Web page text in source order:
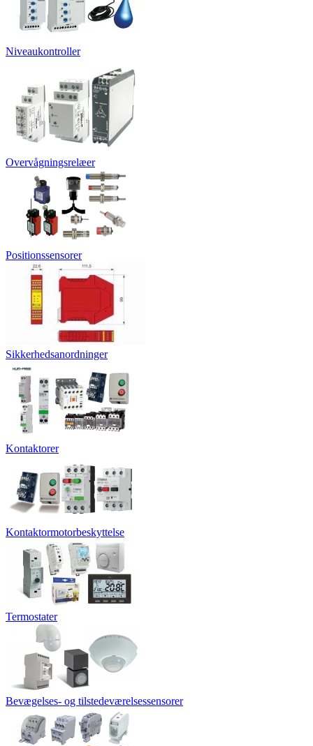
Niveaukontroller
Overvågningsrelæer
Positionssensorer
Sikkerhedsanordninger
Kontaktorer
Kontaktormotorbeskyttelse
Termostater
Bevægelses- og tilstedeværelsessensorer